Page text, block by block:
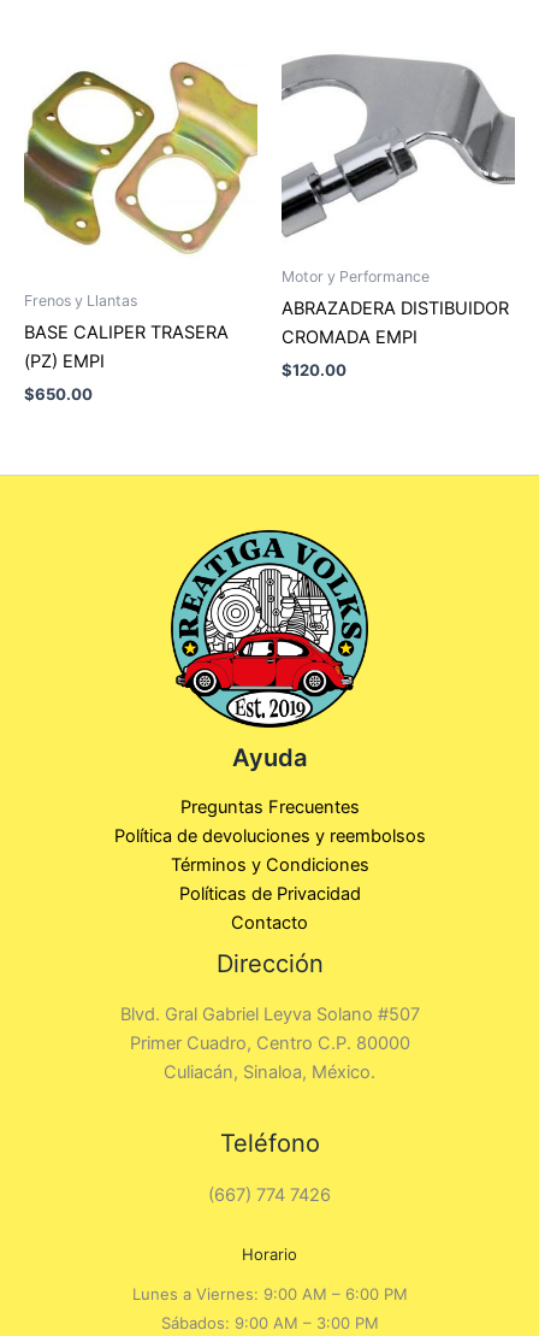
Frenos y Llantas
BASE CALIPER TRASERA
(PZ) EMPI
$650.00
Motor y Performance
ABRAZADERA DISTIBUIDOR
CROMADA EMPI
$120.00
Ayuda
Preguntas Frecuentes
Política de devoluciones y reembolsos
Términos y Condiciones
Políticas de Privacidad
Contacto
Dirección
Blvd. Gral Gabriel Leyva Solano #507
Primer Cuadro, Centro C.P. 80000
Culiacán, Sinaloa, México.
Teléfono
(667) 774 7426
Horario
Lunes a Viernes: 9:00 AM – 6:00 PM
Sábados: 9:00 AM – 3:00 PM